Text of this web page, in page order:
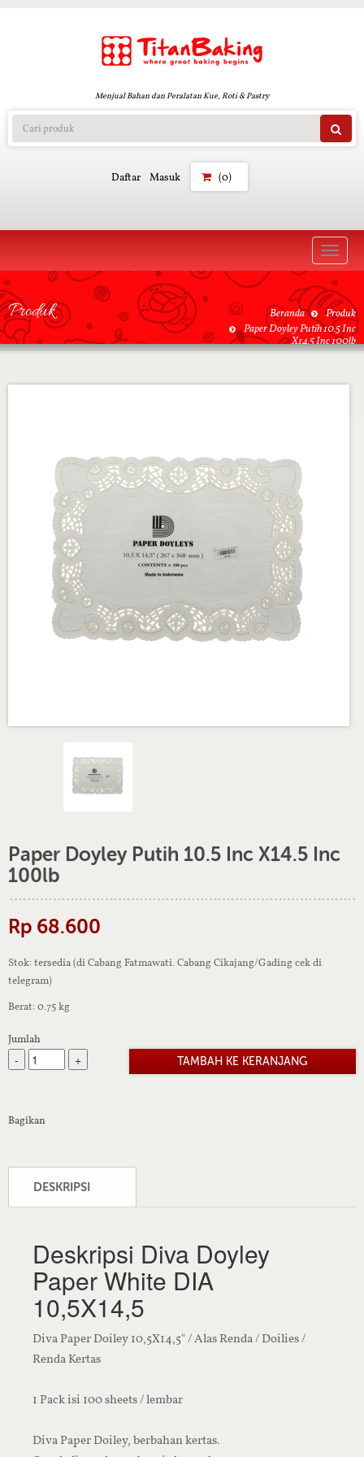
Menjual Bahan dan Peralatan Kue, Roti & Pastry
Daftar Masuk (0)
Toggle
Produk Beranda
Produk
Paper Doyley Putih 10.5 Inc
X14.5 Inc 100lb
Paper Doyley Putih 10.5 Inc X14.5 Inc
100lb
Rp 68.600
Stok: tersedia (di Cabang Fatmawati. Cabang Cikajang/Gading cek di
telegram)
Berat: 0.75 kg
Jumlah
- +
Bagikan
DESKRIPSI
Deskripsi Diva Doyley
Paper White DIA
10,5X14,5
Diva Paper Doiley 10,5X14,5" / Alas Renda / Doilies /
Renda Kertas
1 Pack isi 100 sheets / lembar
Diva Paper Doiley, berbahan kertas.